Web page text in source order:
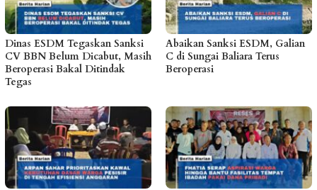
Dinas ESDM Tegaskan Sanksi
CV BBN Belum Dicabut, Masih
Beroperasi Bakal Ditindak
Tegas
Abaikan Sanksi ESDM, Galian
C di Sungai Baliara Terus
Beroperasi